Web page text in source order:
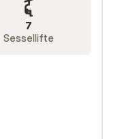
7
Sessellifte